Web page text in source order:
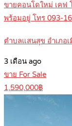
ขายคอนโดใหม่ เคฟ
พร้อมอยู่ โทร 093-
ตำบลแสนสุข อำเภอ
3 เดือน ago
ขาย For Sale
1,590,000฿